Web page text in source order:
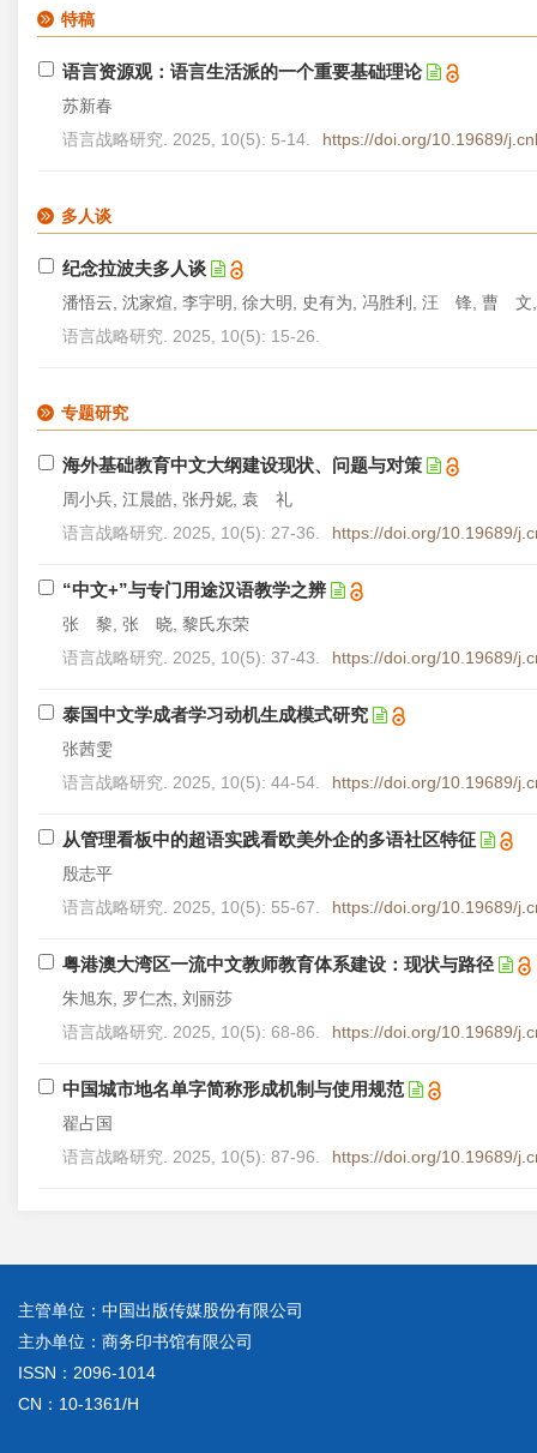
特稿
语言资源观：语言生活派的一个重要基础理论
苏新春
语言战略研究. 2025, 10(5): 5-14.
https://doi.org/10.19689/
多人谈
纪念拉波夫多人谈
潘悟云, 沈家煊, 李宇明, 徐大明, 史有为, 冯胜利, 汪 锋, 曹
语言战略研究. 2025, 10(5): 15-26.
专题研究
海外基础教育中文大纲建设现状、问题与对策
周小兵, 江晨皓, 张丹妮, 袁 礼
语言战略研究. 2025, 10(5): 27-36.
https://doi.org/10.19689/
“中文+”与专门用途汉语教学之辨
张 黎, 张 晓, 黎氏东荣
语言战略研究. 2025, 10(5): 37-43.
https://doi.org/10.19689/
泰国中文学成者学习动机生成模式研究
张茜雯
语言战略研究. 2025, 10(5): 44-54.
https://doi.org/10.19689/
从管理看板中的超语实践看欧美外企的多语社区特征
殷志平
语言战略研究. 2025, 10(5): 55-67.
https://doi.org/10.19689/
粤港澳大湾区一流中文教师教育体系建设：现状与路径
朱旭东, 罗仁杰, 刘丽莎
语言战略研究. 2025, 10(5): 68-86.
https://doi.org/10.19689/
中国城市地名单字简称形成机制与使用规范
翟占国
语言战略研究. 2025, 10(5): 87-96.
https://doi.org/10.19689/
主管单位：中国出版传媒股份有限公司
主办单位：商务印书馆有限公司
ISSN：2096-1014
CN：10-1361/H